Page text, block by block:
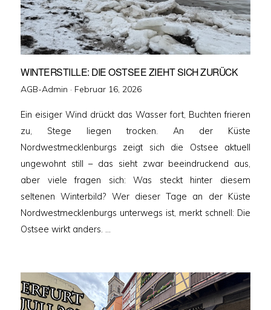
WINTERSTILLE: DIE OSTSEE ZIEHT SICH ZURÜCK
AGB-Admin · Veröffentlicht
Februar 16, 2026
Ein eisiger Wind drückt das Wasser fort, Buchten frieren
zu, Stege liegen trocken. An der Küste
Nordwestmecklenburgs zeigt sich die Ostsee aktuell
ungewohnt still – das sieht zwar beeindruckend aus,
aber viele fragen sich: Was steckt hinter diesem
seltenen Winterbild? Wer dieser Tage an der Küste
Nordwestmecklenburgs unterwegs ist, merkt schnell: Die
Ostsee wirkt anders. …